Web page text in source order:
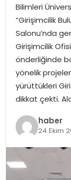
MAGAZIN
SAĞLIK
SOSYAL HABER
Bilimleri
“Girişimcilik
Salonu’nda
Girişimcilik
önderliğinde
yönelik
yürüttükleri
dikkat çekti.
haber
24 Ekim